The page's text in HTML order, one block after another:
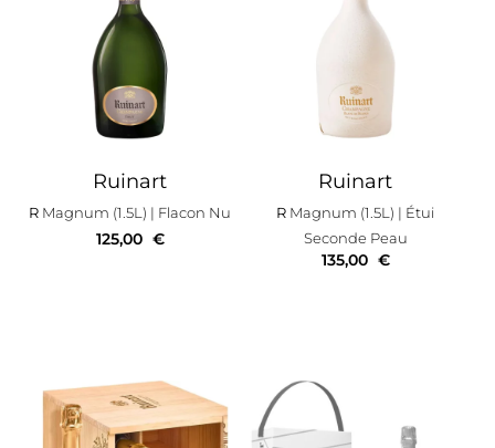
Ruinart
R Magnum (1.5L) | Flacon Nu
125,00 €
Ruinart
R Magnum (1.5L) | Étui
Seconde Peau
135,00 €